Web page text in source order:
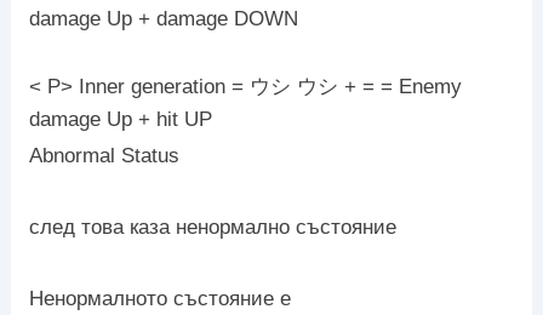
damage Up + damage DOWN
< P> Inner generation = ウシ ウシ + = = Enemy
damage Up + hit UP
Abnormal Status
след това каза ненормално състояние
Ненормалното състояние е